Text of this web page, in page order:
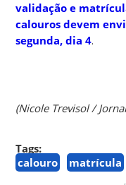
validação e
calouros devem
segunda, dia 4.
(Nicole Trevisol /
Tags:
calouro
matrícula